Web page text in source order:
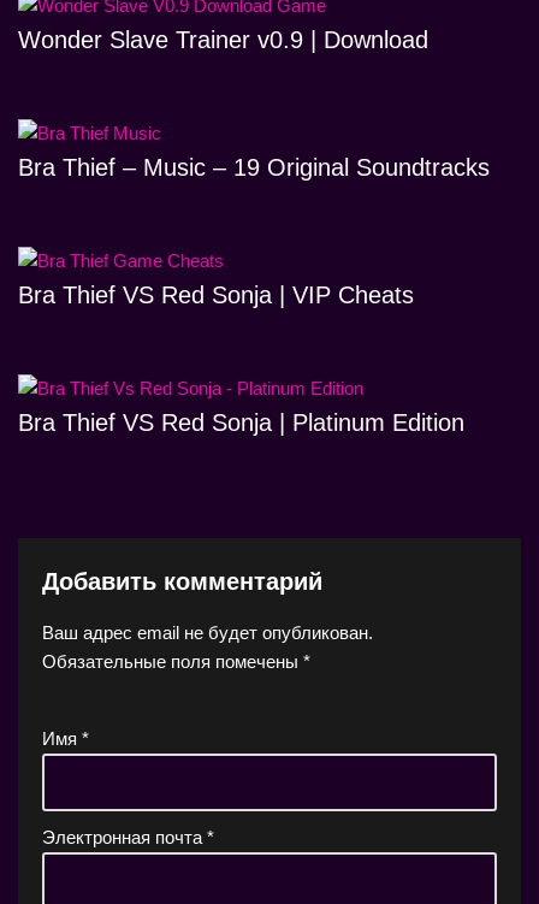
Wonder Slave Trainer v0.9 | Download
Bra Thief – Music – 19 Original Soundtracks
Bra Thief VS Red Sonja | VIP Cheats
Bra Thief VS Red Sonja | Platinum Edition
Добавить комментарий
Ваш адрес email не будет опубликован.
Обязательные поля помечены *
Имя *
Электронная почта *